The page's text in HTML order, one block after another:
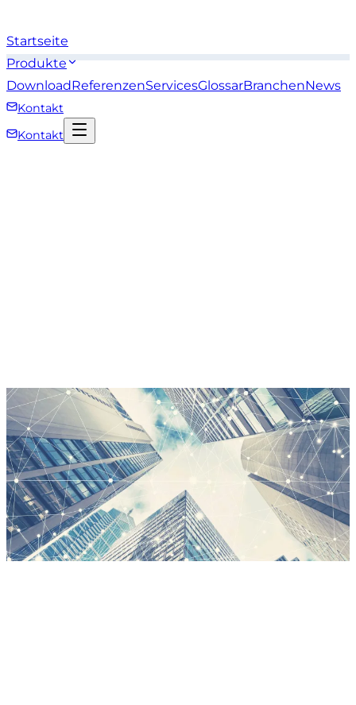
Startseite
Produkte
DownloadReferenzenServicesGlossarBranchenNews
Kontakt
Kontakt